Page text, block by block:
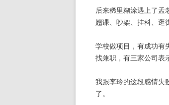
后来稀里糊涂遇上了孟
翘课、吵架、挂科、逛
学校做项目，有成功有
找兼职，有三家公司表
我跟李玲的这段感情失
了。